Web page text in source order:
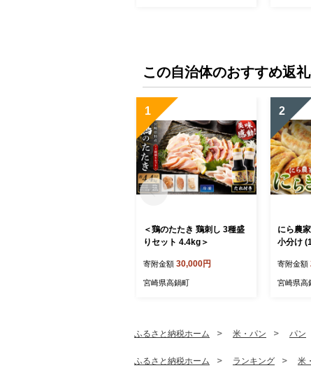
この自治体のおすすめ返
1
＜鶏のたたき 鶏刺し 3種盛
りセット 4.4kg＞
寄附金額 30,000円
宮崎県高鍋町
2
にら農家
小分け
ルメ 冷
寄附金額
宮崎県高
ふるさと納税ホーム 米・パン パン
ふるさと納税ホーム ランキング 米